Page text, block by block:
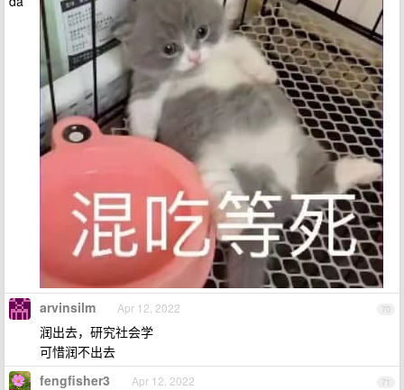
70
arvinsilm Apr 12, 2022
润出去，研究社会学
可惜润不出去
71
fengfisher3 Apr 12, 2022